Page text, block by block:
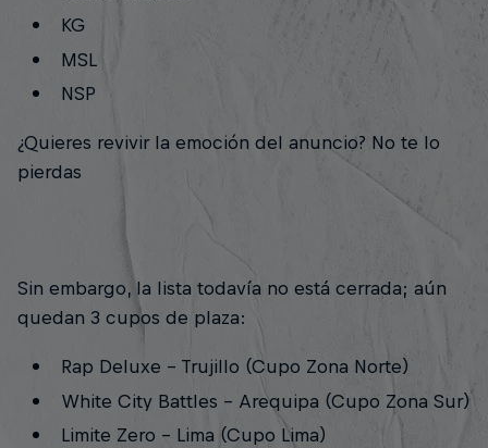
KG
MSL
NSP
¿Quieres revivir la emoción del anuncio? No te lo
pierdas
Sin embargo, la lista todavía no está cerrada; aún
quedan 3 cupos de plaza:
Rap Deluxe - Trujillo (Cupo Zona Norte)
White City Battles - Arequipa (Cupo Zona Sur)
Limite Zero - Lima (Cupo Lima)